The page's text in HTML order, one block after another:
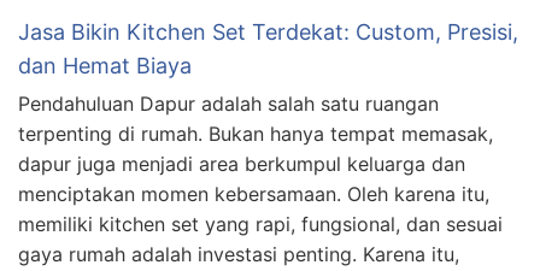
Jasa Bikin Kitchen Set Terdekat: Custom, Presisi,
dan Hemat Biaya
Pendahuluan Dapur adalah salah satu ruangan
terpenting di rumah. Bukan hanya tempat memasak,
dapur juga menjadi area berkumpul keluarga dan
menciptakan momen kebersamaan. Oleh karena itu,
memiliki kitchen set yang rapi, fungsional, dan sesuai
gaya rumah adalah investasi penting. Karena itu,